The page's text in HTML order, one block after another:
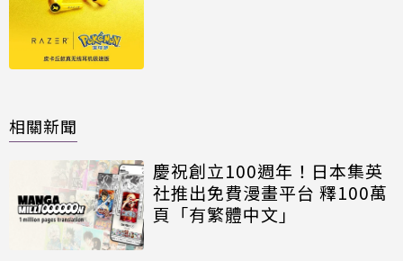
相關新聞
慶祝創立100週年！日本集英
社推出免費漫畫平台 釋100萬
頁「有繁體中文」